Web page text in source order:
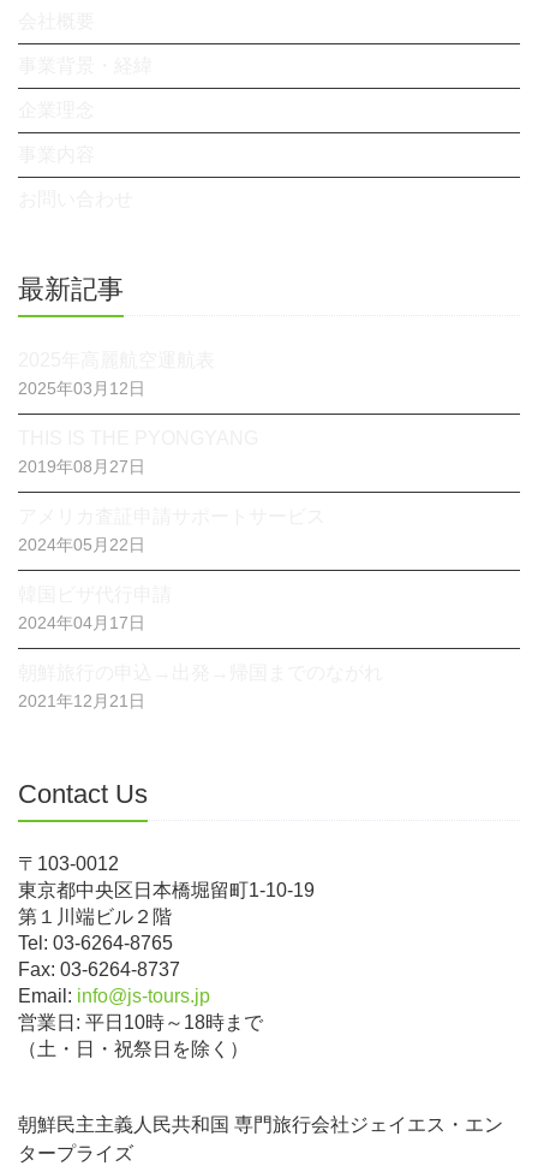
最新記事
2025年03月12日
2019年08月27日
2024年05月22日
2024年04月17日
2021年12月21日
Contact Us
〒103-0012
東京都中央区日本橋堀留町1-10-19
第１川端ビル２階
Tel: 03-6264-8765
Fax: 03-6264-8737
Email: info@js-tours.jp
営業日: 平日10時～18時まで
（土・日・祝祭日を除く）
朝鮮民主主義人民共和国 専門旅行会社ジェイエス・エン
タープライズ